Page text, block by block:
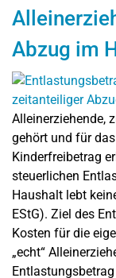
Abzug im
Alleinerziehende,
gehört und für
Kinderfreibetrag
steuerlichen
Haushalt lebt
EStG). Ziel des
Kosten für die
„echt“